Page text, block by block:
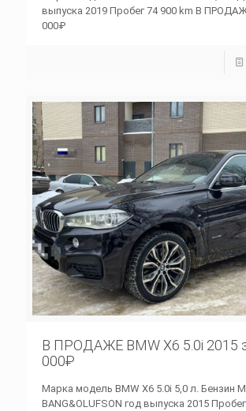
выпуска 2019 Пробег 74 900 km В
000₽
В ПРОДАЖЕ BMW X6 5.0i 2015
000₽
Марка модель BMW X6 5.0i 5,0 л. Бензин
BANG&OLUFSON год выпуска 2015